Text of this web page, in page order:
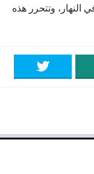
وتتحرر هذه